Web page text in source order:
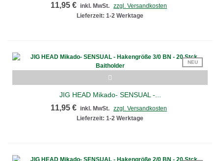
11,95 € inkl. MwSt. zzgl. Versandkosten
Lieferzeit: 1-2 Werktage
NEU
JIG HEAD Mikado- SENSUAL -...
11,95 € inkl. MwSt. zzgl. Versandkosten
Lieferzeit: 1-2 Werktage